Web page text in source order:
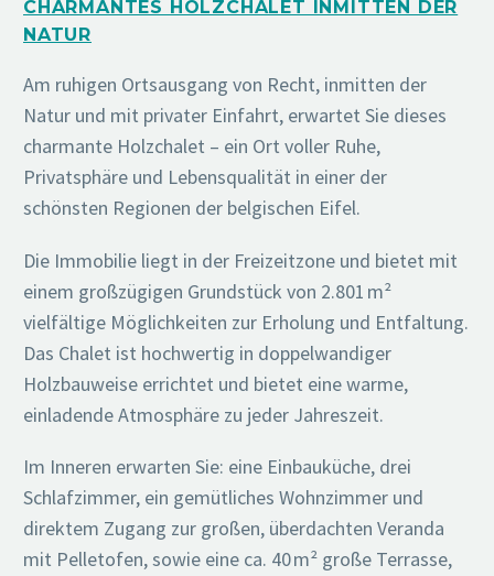
CHARMANTES HOLZCHALET INMITTEN DER
NATUR
Am ruhigen Ortsausgang von Recht, inmitten der
Natur und mit privater Einfahrt, erwartet Sie dieses
charmante Holzchalet – ein Ort voller Ruhe,
Privatsphäre und Lebensqualität in einer der
schönsten Regionen der belgischen Eifel.
Die Immobilie liegt in der Freizeitzone und bietet mit
einem großzügigen Grundstück von 2.801 m²
vielfältige Möglichkeiten zur Erholung und Entfaltung.
Das Chalet ist hochwertig in doppelwandiger
Holzbauweise errichtet und bietet eine warme,
einladende Atmosphäre zu jeder Jahreszeit.
Im Inneren erwarten Sie: eine Einbauküche, drei
Schlafzimmer, ein gemütliches Wohnzimmer und
direktem Zugang zur großen, überdachten Veranda
mit Pelletofen, sowie eine ca. 40 m² große Terrasse,